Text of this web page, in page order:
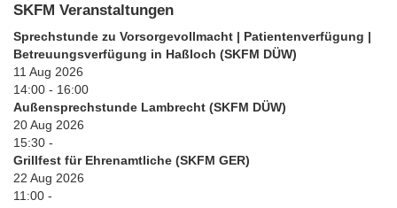
SKFM Veranstaltungen
Sprechstunde zu Vorsorgevollmacht | Patientenverfügung |
Betreuungsverfügung in Haßloch (SKFM DÜW)
11 Aug 2026
14:00 - 16:00
Außensprechstunde Lambrecht (SKFM DÜW)
20 Aug 2026
15:30 -
Grillfest für Ehrenamtliche (SKFM GER)
22 Aug 2026
11:00 -